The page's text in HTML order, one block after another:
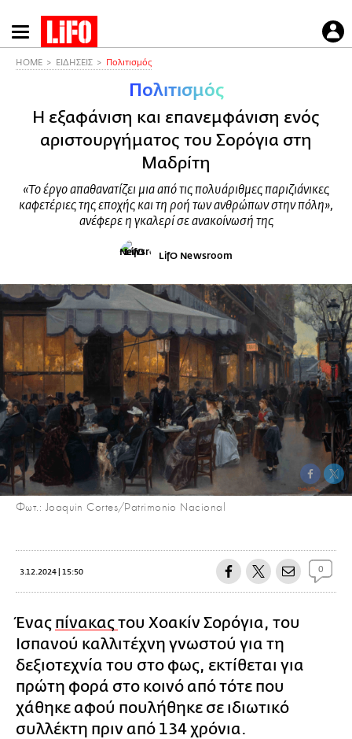
Παράκαμψη
προς
HOME ΕΙΔΗΣΕΙΣ Πολιτισμός
Πολιτισμός
Η εξαφάνιση και επανεμφάνιση ενός
αριστουργήματος του Σορόγια στη
Μαδρίτη
«Το έργο απαθανατίζει μια από τις πολυάριθμες παριζιάνικες
καφετέριες της εποχής και τη ροή των ανθρώπων στην πόλη»,
ανέφερε η γκαλερί σε ανακοίνωσή της
LifO Newsroom
Φωτ.: Joaquin Cortes/Patrimonio Nacional
3.12.2024 | 15:50 0
Ένας πίνακαςτου Χοακίν Σορόγια, του
Ισπανού καλλιτέχνη γνωστού για τη
δεξιοτεχνία του στο φως, εκτίθεται για
πρώτη φορά στο κοινό από τότε που
χάθηκε αφού πουλήθηκε σε ιδιωτικό
συλλέκτη πριν από 134 χρόνια.